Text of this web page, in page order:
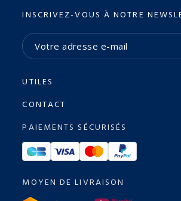
INSCRIVEZ-VOUS À NOTRE
UTILES
CONTACT
PAIEMENTS SÉCURISÉS
MOYEN DE LIVRAISON